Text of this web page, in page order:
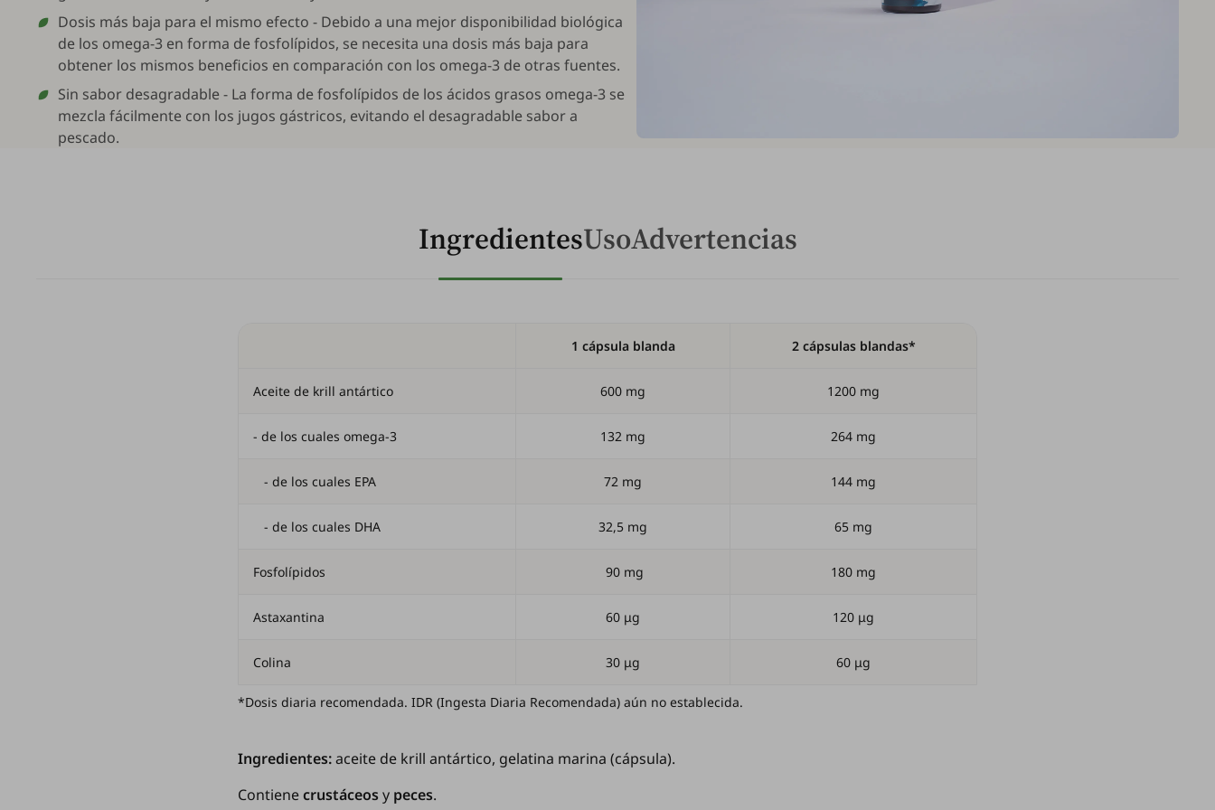
Dosis más baja para el mismo efecto - Debido a una mejor disponibilidad biológica
de los omega-3 en forma de fosfolípidos, se necesita una dosis más baja para
obtener los mismos beneficios en comparación con los omega-3 de otras fuentes.
Sin sabor desagradable - La forma de fosfolípidos de los ácidos grasos omega-3 se
mezcla fácilmente con los jugos gástricos, evitando el desagradable sabor a
pescado.
IngredientesUsoAdvertencias
1 cápsula blanda 2 cápsulas blandas*
Aceite de krill antártico 600 mg 1200 mg
- de los cuales omega-3 132 mg 264 mg
- de los cuales EPA 72 mg 144 mg
- de los cuales DHA 32,5 mg 65 mg
Fosfolípidos 90 mg 180 mg
Astaxantina 60 μg 120 μg
Colina 30 μg 60 μg
*Dosis diaria recomendada. IDR (Ingesta Diaria Recomendada) aún no establecida.
Ingredientes:aceite de krill antártico, gelatina marina (cápsula).
Contienecrustáceosy peces.